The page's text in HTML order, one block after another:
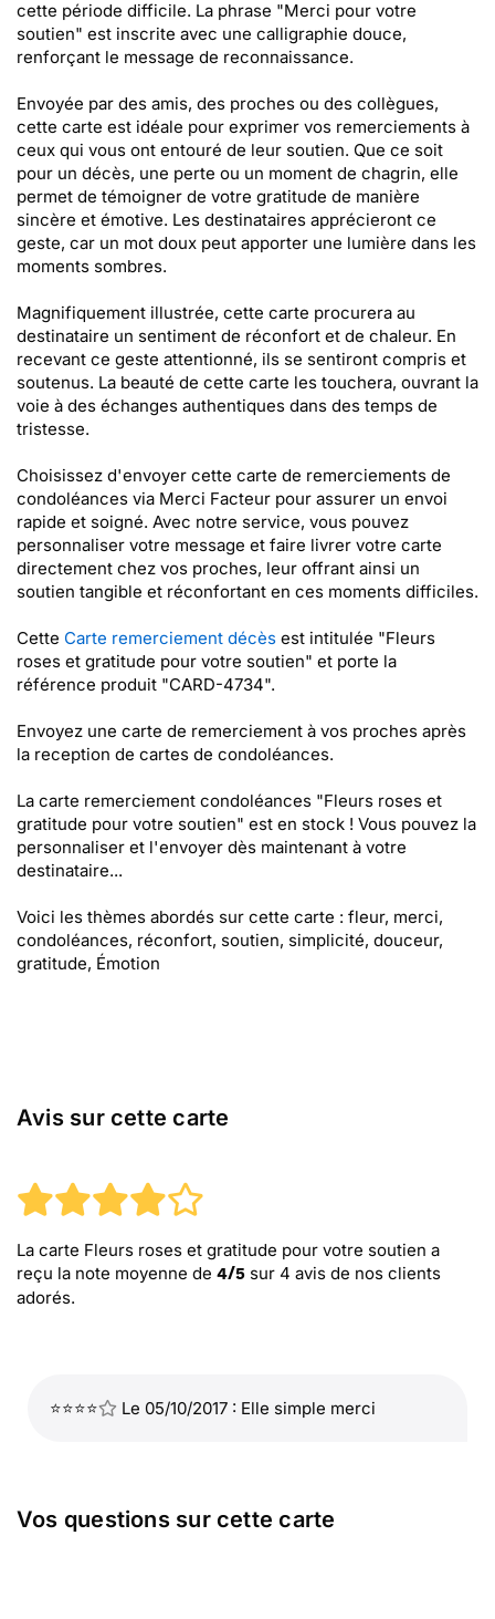
cette période difficile. La phrase "Merci pour votre
soutien" est inscrite avec une calligraphie douce,
renforçant le message de reconnaissance.
Envoyée par des amis, des proches ou des collègues,
cette carte est idéale pour exprimer vos remerciements à
ceux qui vous ont entouré de leur soutien. Que ce soit
pour un décès, une perte ou un moment de chagrin, elle
permet de témoigner de votre gratitude de manière
sincère et émotive. Les destinataires apprécieront ce
geste, car un mot doux peut apporter une lumière dans les
moments sombres.
Magnifiquement illustrée, cette carte procurera au
destinataire un sentiment de réconfort et de chaleur. En
recevant ce geste attentionné, ils se sentiront compris et
soutenus. La beauté de cette carte les touchera, ouvrant la
voie à des échanges authentiques dans des temps de
tristesse.
Choisissez d'envoyer cette carte de remerciements de
condoléances via Merci Facteur pour assurer un envoi
rapide et soigné. Avec notre service, vous pouvez
personnaliser votre message et faire livrer votre carte
directement chez vos proches, leur offrant ainsi un
soutien tangible et réconfortant en ces moments difficiles.
Cette Carte remerciement décès est intitulée "Fleurs
roses et gratitude pour votre soutien" et porte la
référence produit "CARD-4734".
Envoyez une carte de remerciement à vos proches après
la reception de cartes de condoléances.
La carte remerciement condoléances "Fleurs roses et
gratitude pour votre soutien" est en stock ! Vous pouvez la
personnaliser et l'envoyer dès maintenant à votre
destinataire...
Voici les thèmes abordés sur cette carte : fleur, merci,
condoléances, réconfort, soutien, simplicité, douceur,
gratitude, Émotion
Avis sur cette carte
La carte Fleurs roses et gratitude pour votre soutien a
reçu la note moyenne de 4/5 sur 4 avis de nos clients
adorés.
⭐⭐⭐⭐ Le 05/10/2017 : Elle simple merci
Vos questions sur cette carte